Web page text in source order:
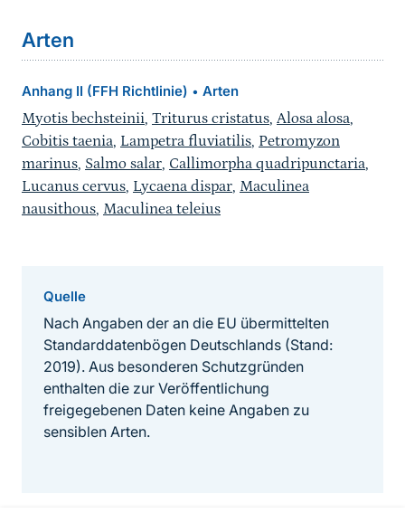
Arten
Anhang II (FFH Richtlinie) • Arten
Myotis bechsteinii, Triturus cristatus, Alosa alosa,
Cobitis taenia, Lampetra fluviatilis, Petromyzon
marinus, Salmo salar, Callimorpha quadripunctaria,
Lucanus cervus, Lycaena dispar, Maculinea
nausithous, Maculinea teleius
Quelle
Nach Angaben der an die EU übermittelten
Standarddatenbögen Deutschlands (Stand:
2019). Aus besonderen Schutzgründen
enthalten die zur Veröffentlichung
freigegebenen Daten keine Angaben zu
sensiblen Arten.